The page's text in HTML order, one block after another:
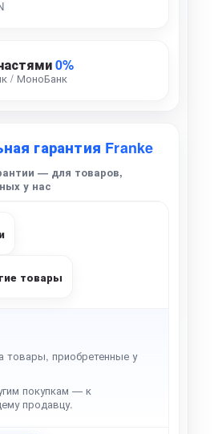
0%
/ МоноБанк
гарантия Franke
— для товаров,
у нас
товары
товары, приобретенные у
покупкам — к
продавцу.